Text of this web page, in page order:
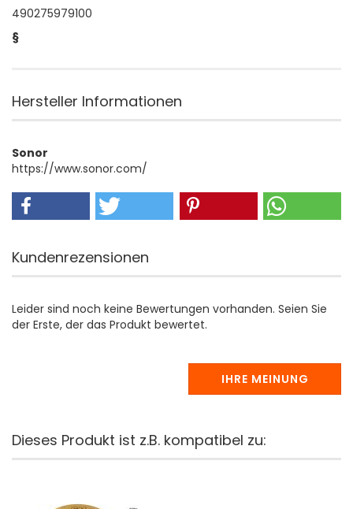
490275979100
§
Hersteller Informationen
Sonor
https://www.sonor.com/
Kundenrezensionen
Leider sind noch keine Bewertungen vorhanden. Seien Sie
der Erste, der das Produkt bewertet.
IHRE MEINUNG
Dieses Produkt ist z.B. kompatibel zu: